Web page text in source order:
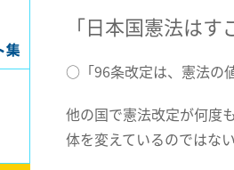
「日本国憲法はす
○「96条改定は、憲法の
他の国で憲法改定が何度
体を変えているのではない